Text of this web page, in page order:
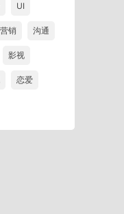
UI
营销 沟通
影视
恋爱